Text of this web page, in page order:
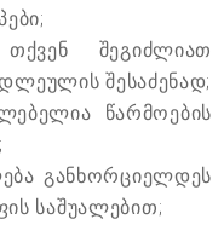
შეგიძლიათ
შესაძენად;
წარმოების
განხორციელდეს
საშუალებით;